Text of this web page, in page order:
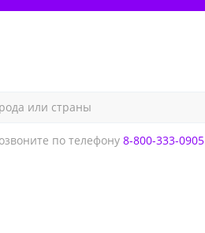
или страны
по телефону 8-800-333-0905